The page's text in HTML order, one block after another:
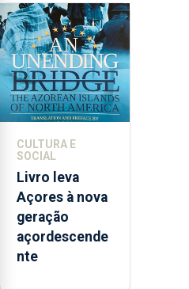
novos
instrumentos
CULTURA E
SOCIAL
Livro leva
Açores à nova
geração
açordescende
nte